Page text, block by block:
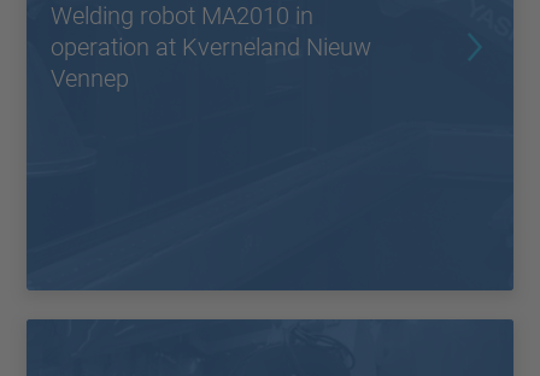
Welding robot MA2010 in
operation at Kverneland Nieuw
Vennep